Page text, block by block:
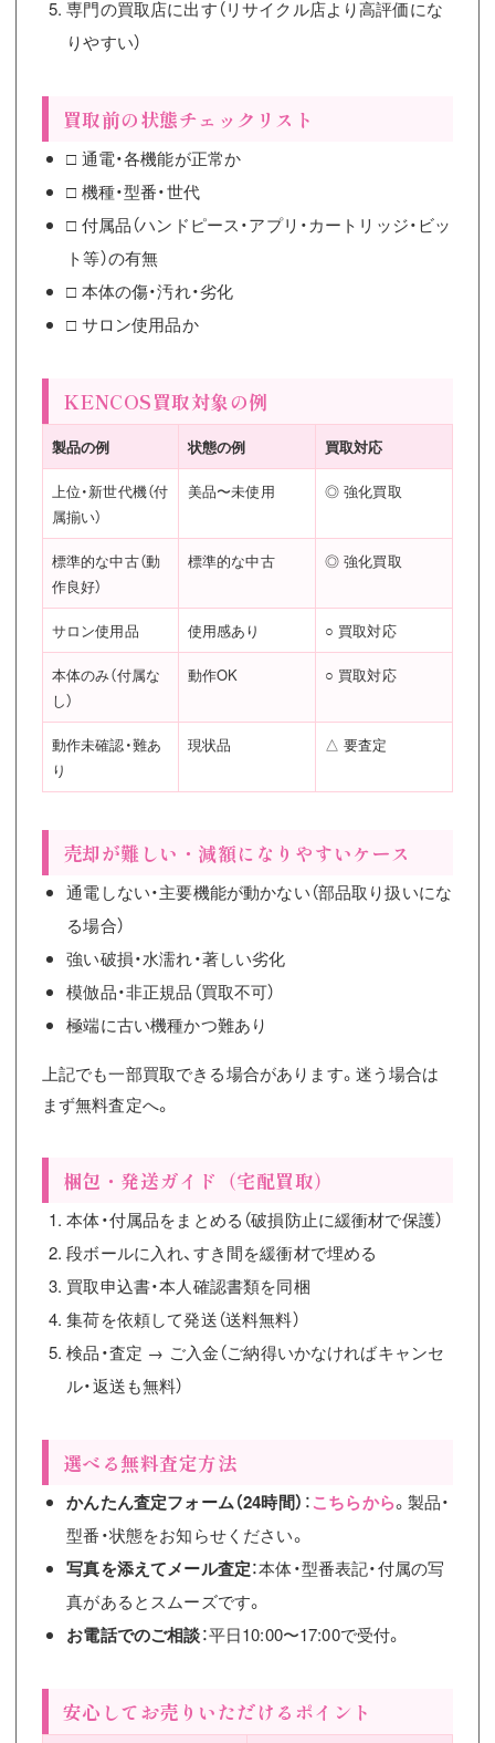
専門の買取店に出す（リサイクル店より高評価にな
りやすい）
買取前の状態チェックリスト
□ 通電・各機能が正常か
□ 機種・型番・世代
□ 付属品（ハンドピース・アプリ・カートリッジ・ビッ
ト等）の有無
□ 本体の傷・汚れ・劣化
□ サロン使用品か
KENCOS買取対象の例
製品の例 状態の例 買取対応
上位・新世代機（付
属揃い）
美品〜未使用 ◎ 強化買取
標準的な中古（動
作良好）
標準的な中古 ◎ 強化買取
サロン使用品 使用感あり ○ 買取対応
本体のみ（付属な
し）
動作OK ○ 買取対応
動作未確認・難あ
り
現状品 △ 要査定
売却が難しい・減額になりやすいケース
通電しない・主要機能が動かない（部品取り扱いにな
る場合）
強い破損・水濡れ・著しい劣化
模倣品・非正規品（買取不可）
極端に古い機種かつ難あり
上記でも一部買取できる場合があります。迷う場合は
まず無料査定へ。
梱包・発送ガイド（宅配買取）
本体・付属品をまとめる（破損防止に緩衝材で保護）
段ボールに入れ、すき間を緩衝材で埋める
買取申込書・本人確認書類を同梱
集荷を依頼して発送（送料無料）
検品・査定 → ご入金（ご納得いかなければキャンセ
ル・返送も無料）
選べる無料査定方法
かんたん査定フォーム（24時間） ：こちらから。製品・
型番・状態をお知らせください。
写真を添えてメール査定：本体・型番表記・付属の写
真があるとスムーズです。
お電話でのご相談：平日10:00〜17:00で受付。
安心してお売りいただけるポイント